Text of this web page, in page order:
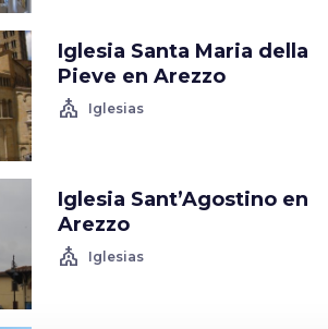
Iglesia Santa Maria della
Pieve en Arezzo
church Iglesias
Iglesia Sant’Agostino en
Arezzo
church Iglesias